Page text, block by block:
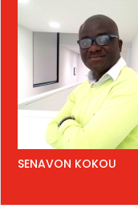
SENAVON KOKOU